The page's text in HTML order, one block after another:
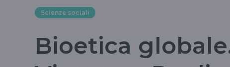
Scienze sociali
Bioetica